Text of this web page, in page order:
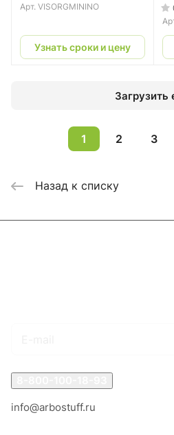
Арт. VISORGMININO
Узнать сроки и цену
Загрузить
1 2 3
Назад к списку
info@arbostuff.ru